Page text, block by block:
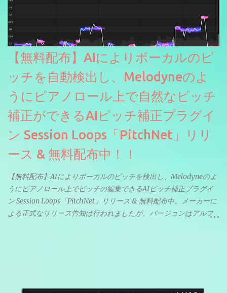
【無料配布】AIによりボーカルのピ
ッチを自動検出し、Melodyneのよ
うにピアノロール上で自然なピッチ
補正ができるAIピッチ補正プラグイ
ン Session Loops「PitchNet」リリ
ース & 無料配布中！！
【無料配布】AIによりボーカルのピッチを検出し、Melodyneのよ
うにピアノロール上でピッチの編集できるAIピッチ補正プラグイ
ン Session Loops「PitchNet」リリース & 無料配布中。メーカーに
よる正式なリリース告知は行われましたが、バージョンはアルフ
ソースを元に設計・改良した製品のようです。